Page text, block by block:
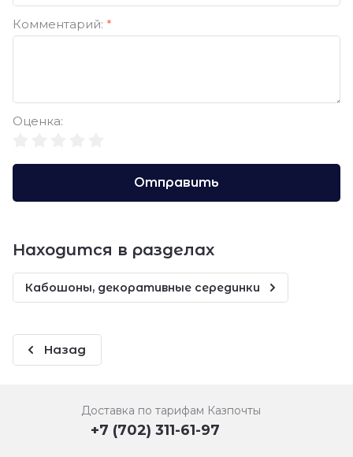
Комментарий: *
Оценка:
Отправить
Находится в разделах
Кабошоны, декоративные серединки
Назад
Доставка по тарифам Казпочты
+7 (702) 311-61-97